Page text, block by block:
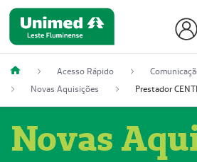
Acesso Rápido
Novas Aquisições
Novas